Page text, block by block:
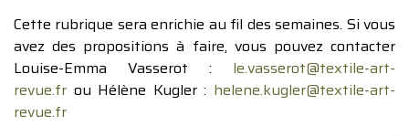
Cette rubrique sera enrichie au fil des semaines. Si vous
avez des propositions à faire, vous pouvez contacter
Louise-Emma Vasserot : le.vasserot@textile-art-
revue.fr ou Hélène Kugler : helene.kugler@textile-art-
revue.fr